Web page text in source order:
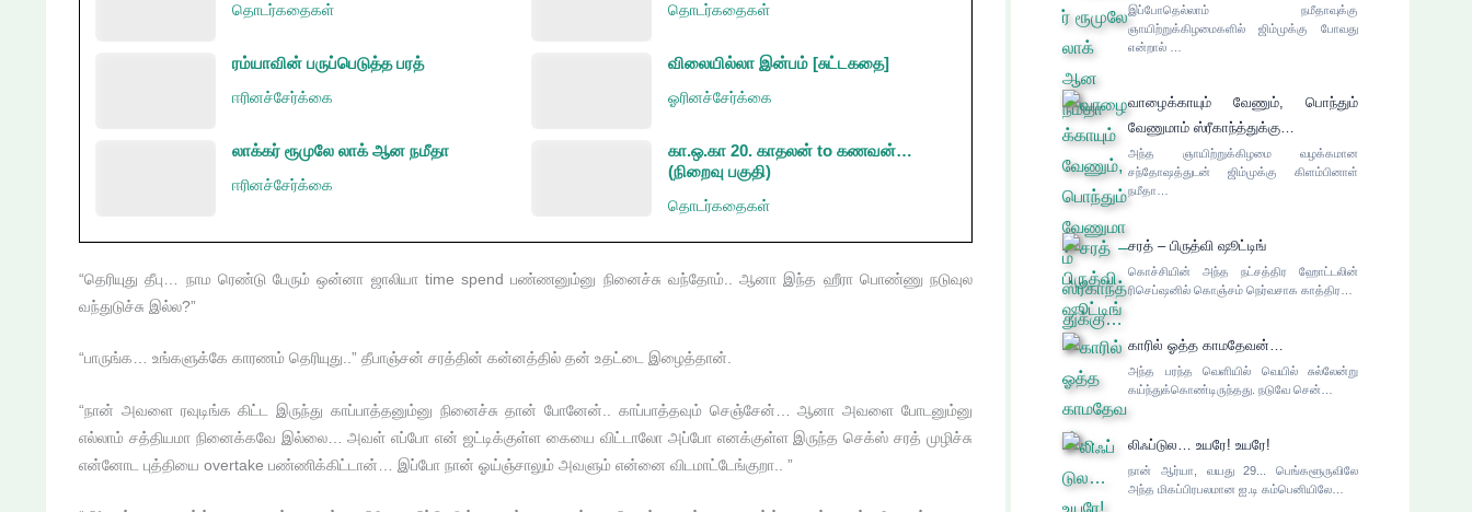
தொடர்கதைகள் தொடர்கதைகள்
ரம்யாவின் பருப்பெடுத்த பரத்
ஈரினச்சேர்க்கை
விலையில்லா இன்பம் [சுட்டகதை]
ஓரினச்சேர்க்கை
லாக்கர் ரூமுலே லாக் ஆன நமீதா
ஈரினச்சேர்க்கை
கா.ஒ.கா 20. காதலன் to கணவன்…
(நிறைவு பகுதி)
தொடர்கதைகள்
“தெரியுது தீபு… நாம ரெண்டு பேரும் ஒன்னா ஜாலியா time spend பண்ணனும்னு நினைச்சு வந்தோம்.. ஆனா இந்த ஹீரா பொண்ணு நடுவுல
வந்துடுச்சு இல்ல?”
“பாருங்க… உங்களுக்கே காரணம் தெரியுது..” தீபாஞ்சன் சரத்தின் கன்னத்தில் தன் உதட்டை இழைத்தான்.
“நான் அவளை ரவுடிங்க கிட்ட இருந்து காப்பாத்தனும்னு நினைச்சு தான் போனேன்.. காப்பாத்தவும் செஞ்சேன்… ஆனா அவளை போடனும்னு
எல்லாம் சத்தியமா நினைக்கவே இல்லை… அவள் எப்போ என் ஜட்டிக்குள்ள கையை விட்டாலோ அப்போ எனக்குள்ள இருந்த செக்ஸ் சரத் முழிச்சு
என்னோட புத்தியை overtake பண்ணிக்கிட்டான்… இப்போ நான் ஓய்ஞ்சாலும் அவளும் என்னை விடமாட்டேங்குறா.. ”
இப்போதெல்லாம் நமீதாவுக்கு
ஞாயிற்றுக்கிழமைகளில் ஜிம்முக்கு போவது
என்றால் …
வாழைக்காயும் வேணும், பொந்தும்
வேணுமாம் ஸ்ரீகாந்த்துக்கு…
அந்த ஞாயிற்றுக்கிழமை வழக்கமான
சந்தோஷத்துடன் ஜிம்முக்கு கிளம்பினாள்
நமீதா…
சரத் – பிருத்வி ஷூட்டிங்
கொச்சியின் அந்த நட்சத்திர ஹோட்டலின்
ரிசெப்ஷனில் கொஞ்சம் நெர்வசாக காத்திர…
காரில் ஓத்த காமதேவன்…
அந்த பரந்த வெளியில் வெயில் சுல்லேன்று
கய்ந்துக்கொண்டிருந்தது. நடுவே சென்…
லிஃப்டுல… உயரே! உயரே!
நான் ஆர்யா, வயது 29... பெங்களூருவிலே
அந்த மிகப்பிரபலமான ஐ.டி கம்பெனியிலே…